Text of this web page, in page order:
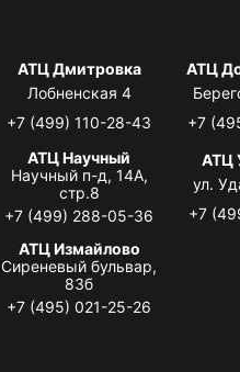
АТЦ Дмитровка
Лобненская 4
+7 (499) 110-28-43
АТЦ
+7
АТЦ Научный
Научный п-д, 14А,
стр.8
+7 (499) 288-05-36
АТЦ
ул.
+7
АТЦ Измайлово
Сиреневый бульвар,
83б
+7 (495) 021-25-26